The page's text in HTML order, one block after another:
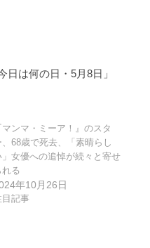
は何の日・5月8日」
マンマ・ミーア！』のスタ
、68歳で死去、「素晴らし
」女優への追悼が続々と寄せ
れる
年10月26日
目記事